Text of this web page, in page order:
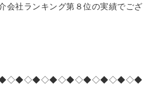
会社ランキング第８位の実績でござ